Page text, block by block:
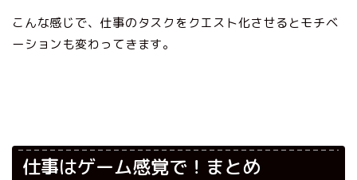
こんな感じで、仕事のタスクをクエスト化させるとモチベ
ーションも変わってきます。
仕事はゲーム感覚で！まとめ